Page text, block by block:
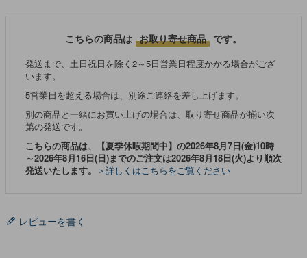
こちらの商品は お取り寄せ商品 です。
発送まで、土日祝日を除く2～5日営業日程度かかる場合がござ
います。
5営業日を超える場合は、別途ご連絡を差し上げます。
別の商品と一緒にお買い上げの場合は、取り寄せ商品が揃い次
第の発送です。
こちらの商品は、【夏季休暇期間中】の2026年8月7日(金)10時
～2026年8月16日(日)までのご注文は2026年8月18日(火)より順次
発送いたします。
＞詳しくはこちらをご覧ください
レビューを書く